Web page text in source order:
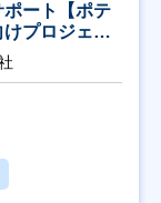
ポート【ポテ
プロジェク